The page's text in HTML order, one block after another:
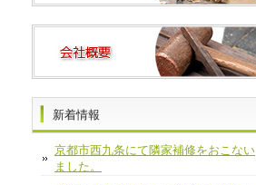
新着情報
京都市西九条にて隣家補修をおこない
ました。